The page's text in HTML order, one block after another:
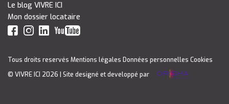
Le blog VIVRE ICI
Mon dossier locataire
Tous droits reservés Mentions légales Données personnelles Cookies
© VIVRE ICI 2026
| Site designé et developpé par